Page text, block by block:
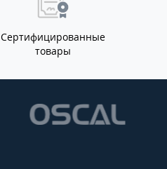
Сертифицированные
товары